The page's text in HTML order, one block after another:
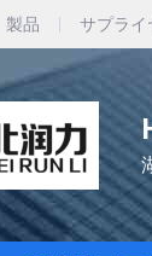
製品 サプライ